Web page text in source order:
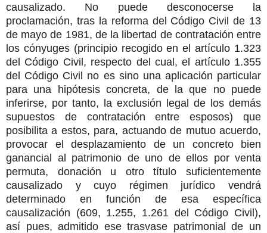
causalizado. No puede desconocerse la
proclamación, tras la reforma del Código Civil de 13
de mayo de 1981, de la libertad de contratación entre
los cónyuges (principio recogido en el artículo 1.323
del Código Civil, respecto del cual, el artículo 1.355
del Código Civil no es sino una aplicación particular
para una hipótesis concreta, de la que no puede
inferirse, por tanto, la exclusión legal de los demás
supuestos de contratación entre esposos) que
posibilita a estos, para, actuando de mutuo acuerdo,
provocar el desplazamiento de un concreto bien
ganancial al patrimonio de uno de ellos por venta
permuta, donación u otro título suficientemente
causalizado y cuyo régimen jurídico vendrá
determinado en función de esa específica
causalización (609, 1.255, 1.261 del Código Civil),
así pues, admitido ese trasvase patrimonial de un